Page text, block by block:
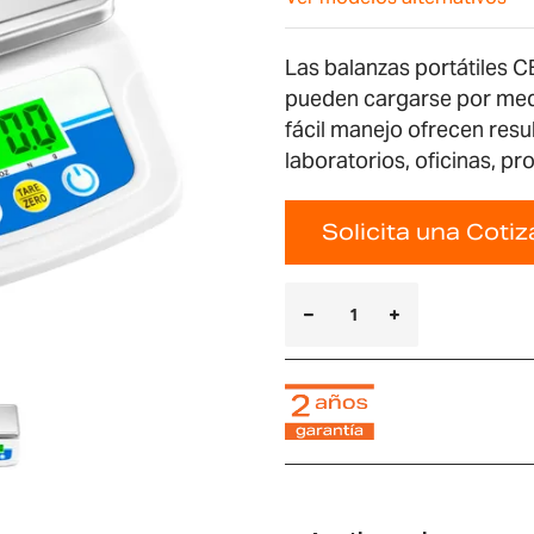
Las balanzas portátiles
pueden cargarse por
fácil manejo ofrecen
laboratorios, oficinas,
Solicita una